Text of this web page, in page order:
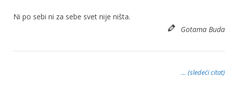
Ni po sebi ni za sebe svet nije ništa.
Gotama Buda
… (sledeći citat)